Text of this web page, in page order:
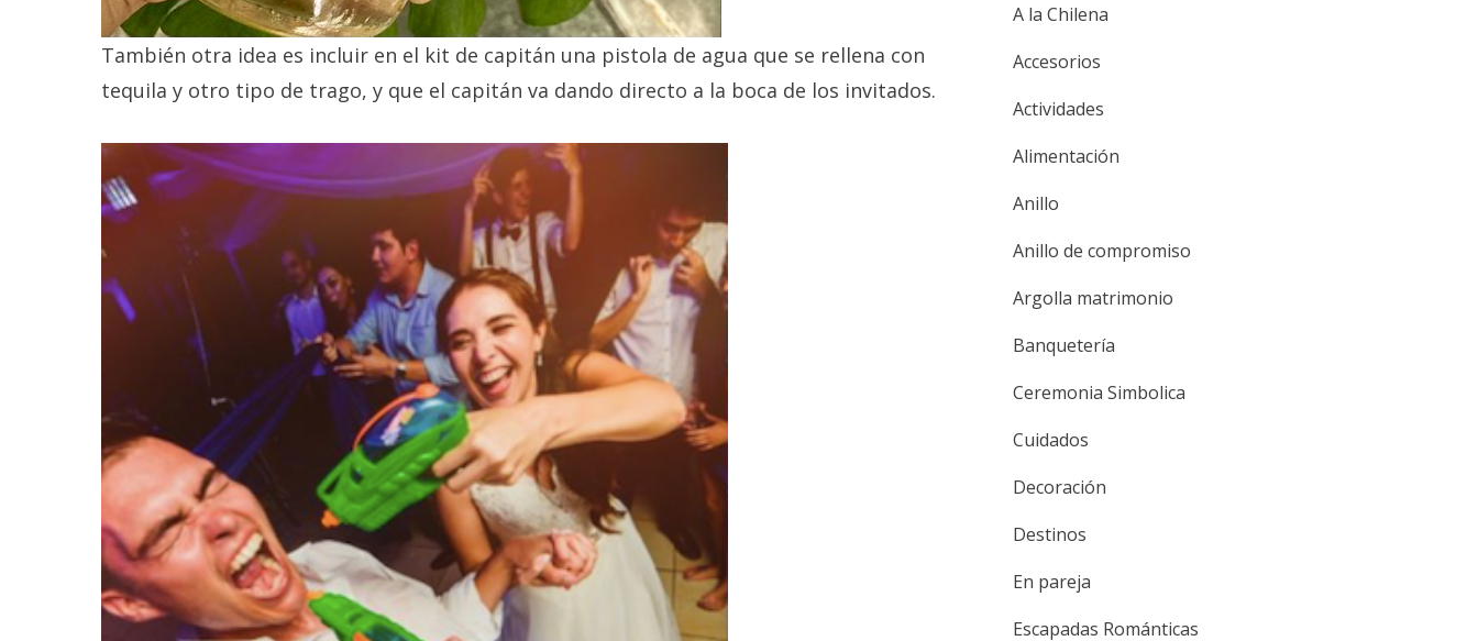
También otra idea es incluir en el kit de capitán una pistola de agua que se rellena con
tequila y otro tipo de trago, y que el capitán va dando directo a la boca de los invitados.
A la Chilena
Accesorios
Actividades
Alimentación
Anillo
Anillo de compromiso
Argolla matrimonio
Banquetería
Ceremonia Simbolica
Cuidados
Decoración
Destinos
En pareja
Escapadas Románticas